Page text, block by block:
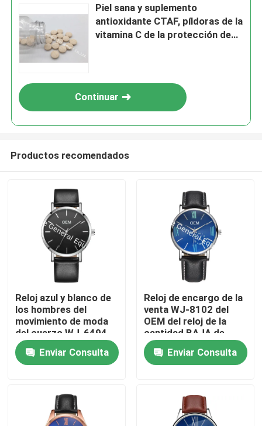
Hogar
Sobre nosotros
Piel sana y suplemento
antioxidante CTAF, píldoras de la
vitamina C de la protección de
Continuar
Productos recomendados
Reloj azul y blanco de
los hombres del
movimiento de moda
del cuarzo WJ-6494
del cuero del reloj de
la Wal-alegría de la
suposición de alta
del dial del varón
Enviar Consulta
Reloj de encargo de la
venta WJ-8102 del
OEM del reloj de la
cantidad BAJA de
cuero de alta calidad
de alta calidad
encantadora caliente
Enviar Consulta